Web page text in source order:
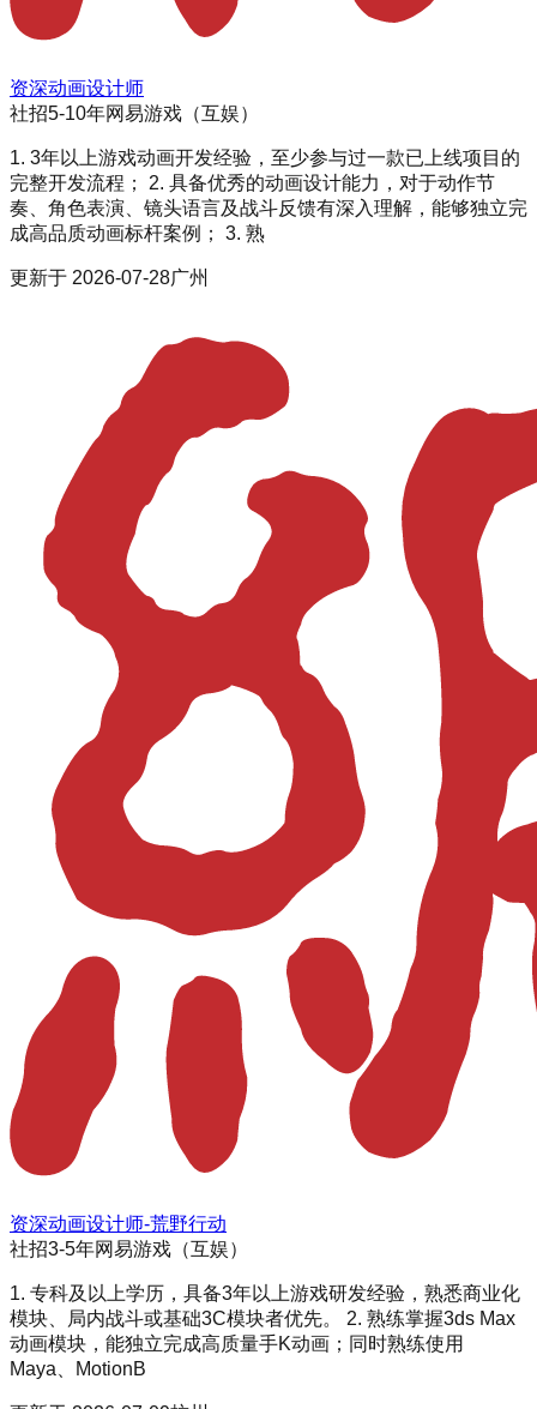
资深动画设计师
社招5-10年网易游戏（互娱）
1. 3年以上游戏动画开发经验，至少参与过一款已上线项目的
完整开发流程； 2. 具备优秀的动画设计能力，对于动作节
奏、角色表演、镜头语言及战斗反馈有深入理解，能够独立完
成高品质动画标杆案例； 3. 熟
更新于 2026-07-28广州
资深动画设计师-荒野行动
社招3-5年网易游戏（互娱）
1. 专科及以上学历，具备3年以上游戏研发经验，熟悉商业化
模块、局内战斗或基础3C模块者优先。 2. 熟练掌握3ds Max
动画模块，能独立完成高质量手K动画；同时熟练使用
Maya、MotionB